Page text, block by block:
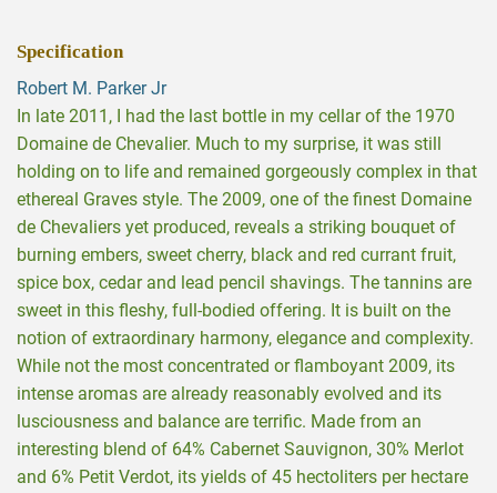
Specification
Robert M. Parker Jr
In late 2011, I had the last bottle in my cellar of the 1970
Domaine de Chevalier. Much to my surprise, it was still
holding on to life and remained gorgeously complex in that
ethereal Graves style. The 2009, one of the finest Domaine
de Chevaliers yet produced, reveals a striking bouquet of
burning embers, sweet cherry, black and red currant fruit,
spice box, cedar and lead pencil shavings. The tannins are
sweet in this fleshy, full-bodied offering. It is built on the
notion of extraordinary harmony, elegance and complexity.
While not the most concentrated or flamboyant 2009, its
intense aromas are already reasonably evolved and its
lusciousness and balance are terrific. Made from an
interesting blend of 64% Cabernet Sauvignon, 30% Merlot
and 6% Petit Verdot, its yields of 45 hectoliters per hectare